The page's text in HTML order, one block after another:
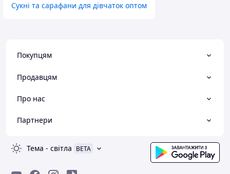
Сукні та сарафани для дівчаток оптом
Покупцям
Продавцям
Про нас
Партнери
Тема - світла BETA